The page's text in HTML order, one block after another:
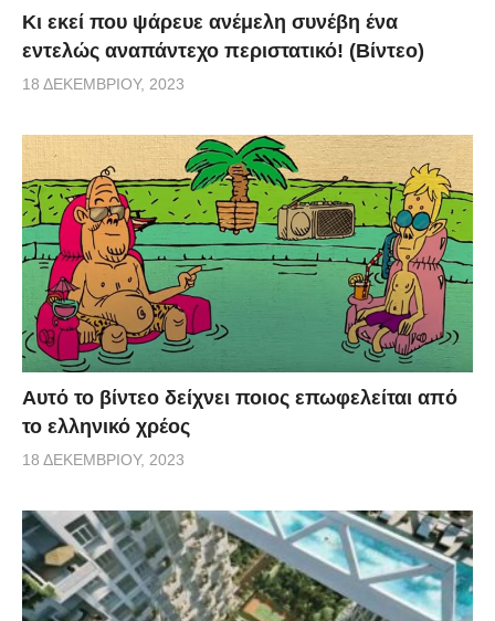
Κι εκεί που ψάρευε ανέμελη συνέβη ένα
εντελώς αναπάντεχο περιστατικό! (Βίντεο)
18 ΔΕΚΕΜΒΡΊΟΥ, 2023
Αυτό το βίντεο δείχνει ποιος επωφελείται από
το ελληνικό χρέος
18 ΔΕΚΕΜΒΡΊΟΥ, 2023